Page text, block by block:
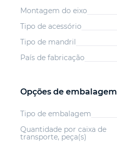
Montagem do eixo
Tipo de acessório
Tipo de mandril
País de fabricação
Opções de embalagem
Tipo de embalagem
Quantidade por caixa de
transporte, peça(s)